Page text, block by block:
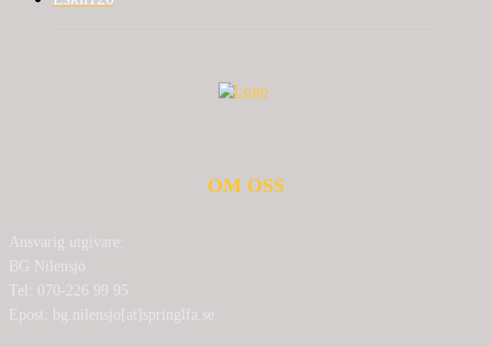
OM OSS
Ansvarig utgivare:
BG Nilensjö
Tel: 070-226 99 95
Epost: bg.nilensjo[at]springlfa.se